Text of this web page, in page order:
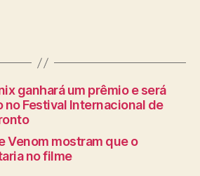
ganhará um prêmio e será
no Festival Internacional de
Venom mostram que o
no filme